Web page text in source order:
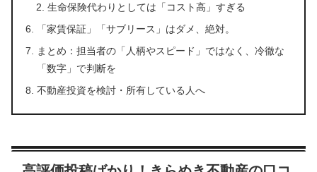
生命保険代わりとしては「コスト高」すぎる
「家賃保証」「サブリース」はダメ、絶対。
まとめ：担当者の「人柄やスピード」ではなく、冷徹な
「数字」で判断を
不動産投資を検討・所有している人へ